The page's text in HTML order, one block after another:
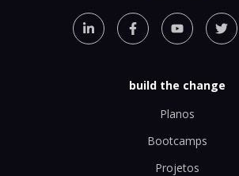
build the change
Planos
Bootcamps
Projetos